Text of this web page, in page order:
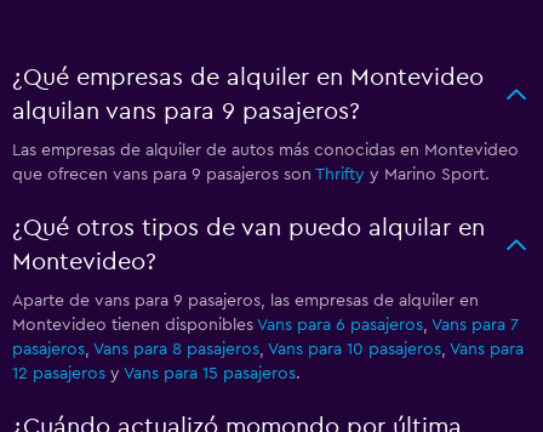
¿Qué empresas de alquiler en Montevideo
alquilan vans para 9 pasajeros?
Las empresas de alquiler de autos más conocidas en Montevideo
que ofrecen vans para 9 pasajeros son Thrifty y Marino Sport.
¿Qué otros tipos de van puedo alquilar en
Montevideo?
Aparte de vans para 9 pasajeros, las empresas de alquiler en
Montevideo tienen disponibles Vans para 6 pasajeros Vans para 7
pasajeros Vans para 8 pasajeros Vans para 10 pasajeros Vans para
12 pasajeros y Vans para 15 pasajeros.
¿Cuándo actualizó momondo por última